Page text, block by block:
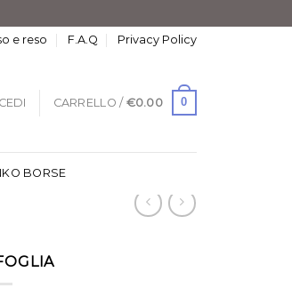
e reso F.A.Q Privacy Policy
CARRELLO / €0.00 0
BORSE